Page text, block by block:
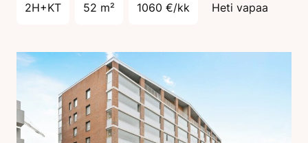
2H+KT 52 m² 1060 €/kk Heti vapaa